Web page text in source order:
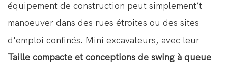
équipement de construction peut simplement’t
manoeuver dans des rues étroites ou des sites
d'emploi confinés. Mini excavateurs, avec leur
Taille compacte et conceptions de swing à queue